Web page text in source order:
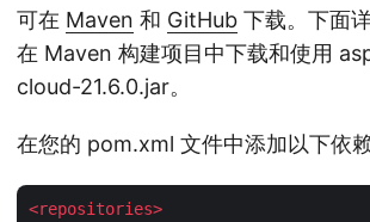
可在 Maven 和 GitHub 下载。下面
在 Maven 构建项目中下载和使用
cloud-21.6.0.jar。
在您的 pom.xml 文件中添加以下依赖
<repositories>